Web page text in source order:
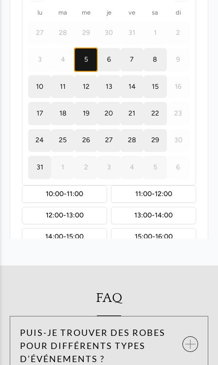
FAQ
PUIS-JE TROUVER DES ROBES
POUR DIFFÉRENTS TYPES
D’ÉVÉNEMENTS ?